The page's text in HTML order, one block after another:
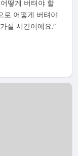
떻게 버텨야 할
로 어떻게 버텨야
실 시간이에요."